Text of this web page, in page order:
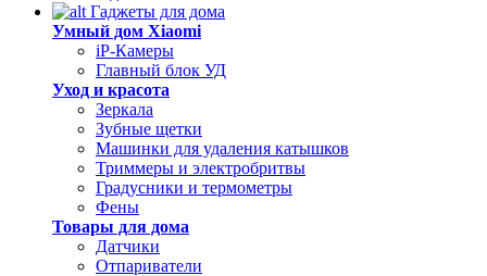
Гаджеты для дома
Умный дом Xiaomi
iP-Камеры
Главный блок УД
Уход и красота
Зеркала
Зубные щетки
Машинки для удаления катышков
Триммеры и электробритвы
Градусники и термометры
Фены
Товары для дома
Датчики
Отпариватели